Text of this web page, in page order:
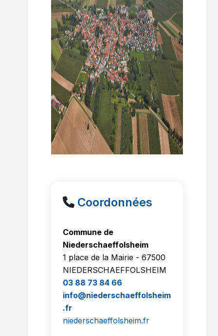
Coordonnées
Commune de
Niederschaeffolsheim
1 place de la Mairie - 67500
NIEDERSCHAEFFOLSHEIM
03 88 73 84 66
info@niederschaeffolsheim
.fr
niederschaeffolsheim.fr